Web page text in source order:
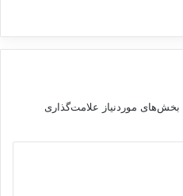
بخش‌های موردنیاز علامت‌گذاری